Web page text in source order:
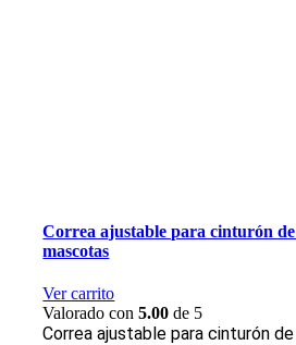
Correa ajustable para cinturón
mascotas
Ver carrito
Valorado con5.00 de 5
Correa ajustable para cinturón